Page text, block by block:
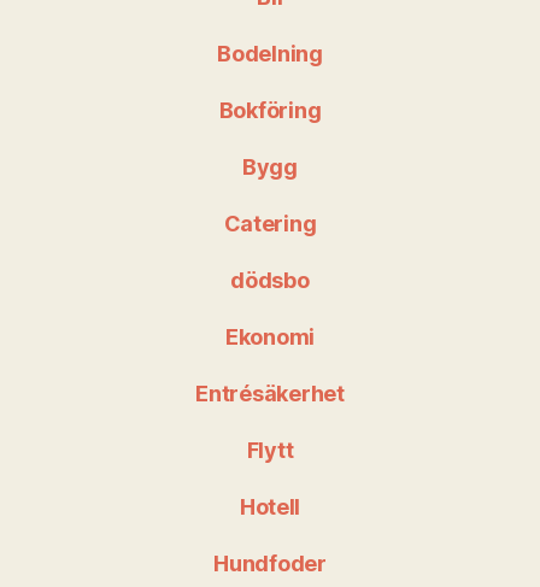
Bodelning
Bokföring
Bygg
Catering
dödsbo
Ekonomi
Entrésäkerhet
Flytt
Hotell
Hundfoder